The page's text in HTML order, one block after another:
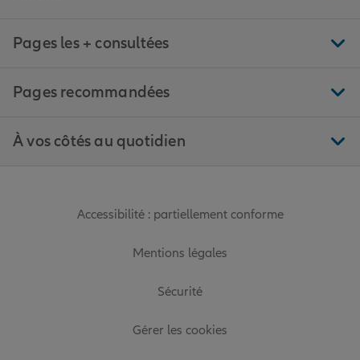
Pages les + consultées
Pages recommandées
À vos côtés au quotidien
Accessibilité : partiellement conforme
Mentions légales
Sécurité
Gérer les cookies